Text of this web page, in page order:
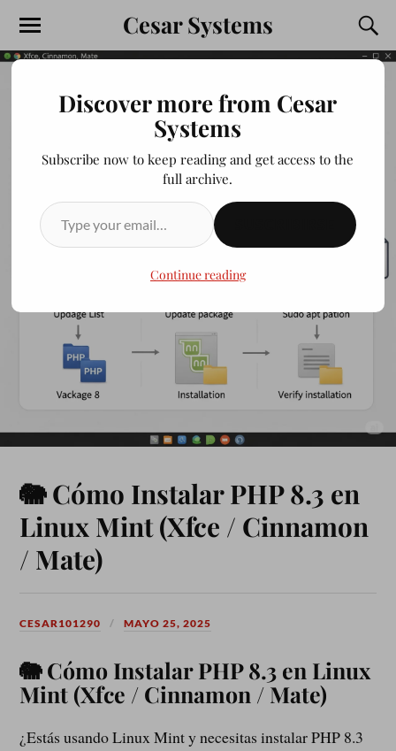
Cesar Systems
🐘 Cómo Instalar PHP 8.3 en
Linux Mint (Xfce / Cinnamon
/ Mate)
CESAR101290 MAYO 25, 2025
🐘 Cómo Instalar PHP 8.3 en Linux
Mint (Xfce / Cinnamon / Mate)
¿Estás usando Linux Mint y necesitas instalar PHP 8.3
Discover more from Cesar
Systems
Subscribe now to keep reading and get access to the
full archive.
Continue reading